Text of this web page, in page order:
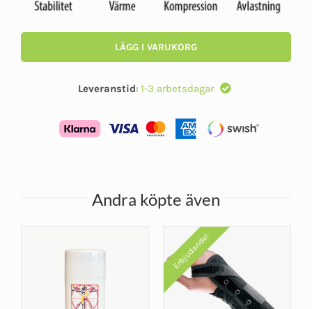
LÄGG I VARUKORG
Leveranstid: 1-3 arbetsdagar
Andra köpte även
Erbjudande!